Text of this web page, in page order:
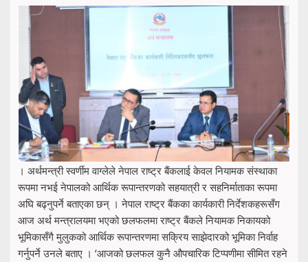
। अर्थमन्त्री स्वर्णीम वाग्लेले नेपाल राष्ट्र बैंकलाई केवल नियामक संस्थाका
रूपमा नभई नेपालको आर्थिक रूपान्तरणको सहयात्री र सहनिर्माताका रूपमा
अघि बढ्नुपर्ने बताएका छन् । नेपाल राष्ट्र बैंकका कार्यकारी निर्देशकहरूसँग
आज अर्थ मन्त्रालयमा भएको छलफलमा राष्ट्र बैंकले नियामक निकायको
भूमिकासँगै मुलुकको आर्थिक रूपान्तरणमा सक्रिय साझेदारको भूमिका निर्वाह
गर्नुपर्ने उनले बताए । ‘आजको छलफल कुनै औपचारिक टिप्पणीमा सीमित रहने